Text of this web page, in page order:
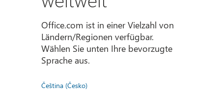
Office.com ist in einer Vielzahl von
Ländern/Regionen verfügbar.
Wählen Sie unten Ihre bevorzugte
Sprache aus.
Čeština (Česko)